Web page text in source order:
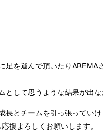
足を運んで頂いたり
として思うような結果が出
長とチームを引っ張ってい
援よろしくお願いします。